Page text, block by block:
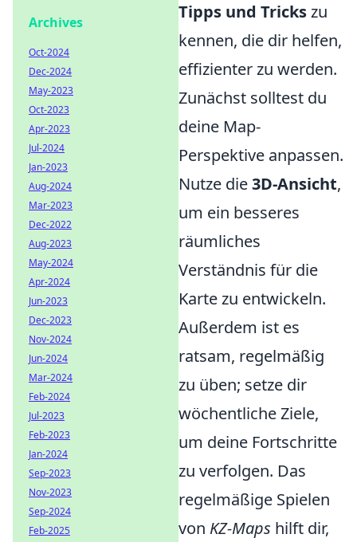
Tipps und Trickszu
kennen, die dir helfen,
effizienter zu werden.
Zunächst solltest du
deine Map-
Perspektive anpassen.
Nutze die3D-Ansicht,
um ein besseres
räumliches
Verständnis für die
Karte zu entwickeln.
Außerdem ist es
ratsam, regelmäßig
zu üben; setze dir
wöchentliche Ziele,
um deine Fortschritte
zu verfolgen. Das
regelmäßige Spielen
von KZ-Maps hilft dir,
Archives
Oct-2024
Dec-2024
May-2023
Oct-2023
Apr-2023
Jul-2024
Jan-2023
Aug-2024
Mar-2023
Dec-2022
Aug-2023
May-2024
Apr-2024
Jun-2023
Dec-2023
Nov-2024
Jun-2024
Mar-2024
Feb-2024
Jul-2023
Feb-2023
Jan-2024
Sep-2023
Nov-2023
Sep-2024
Feb-2025